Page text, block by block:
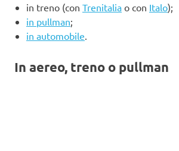
in treno (con Trenitalia o con Italo);
in pullman;
in automobile
In aereo, treno o pullman